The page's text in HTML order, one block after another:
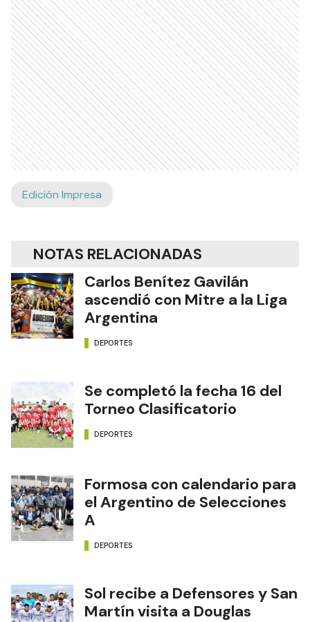
Edición Impresa
NOTAS RELACIONADAS
Carlos Benítez Gavilán
ascendió con Mitre a la Liga
Argentina
DEPORTES
Se completó la fecha 16 del
Torneo Clasificatorio
DEPORTES
Formosa con calendario para
el Argentino de Selecciones
A
DEPORTES
Sol recibe a Defensores y San
Martín visita a Douglas